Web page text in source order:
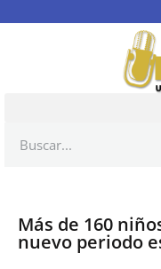
Más de 160
nuevo periodo